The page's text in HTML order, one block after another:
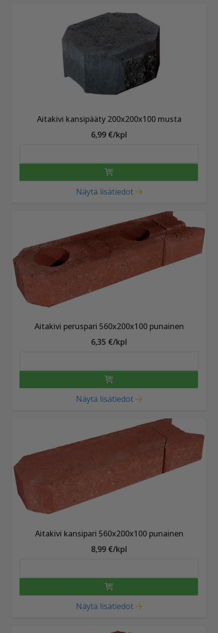
Aitakivi kansipääty 200x200x100 musta
6,99 €/kpl
Näytä lisätiedot
Aitakivi peruspari 560x200x100 punainen
6,35 €/kpl
Näytä lisätiedot
Aitakivi kansipari 560x200x100 punainen
8,99 €/kpl
Näytä lisätiedot